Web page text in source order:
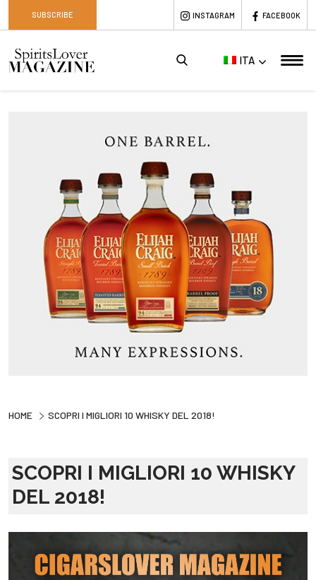
SUBSCRIBE INSTAGRAM FACEBOOK
ITA
HOME SCOPRI I MIGLIORI 10 WHISKY DEL 2018!
SCOPRI I MIGLIORI 10 WHISKY
DEL 2018!